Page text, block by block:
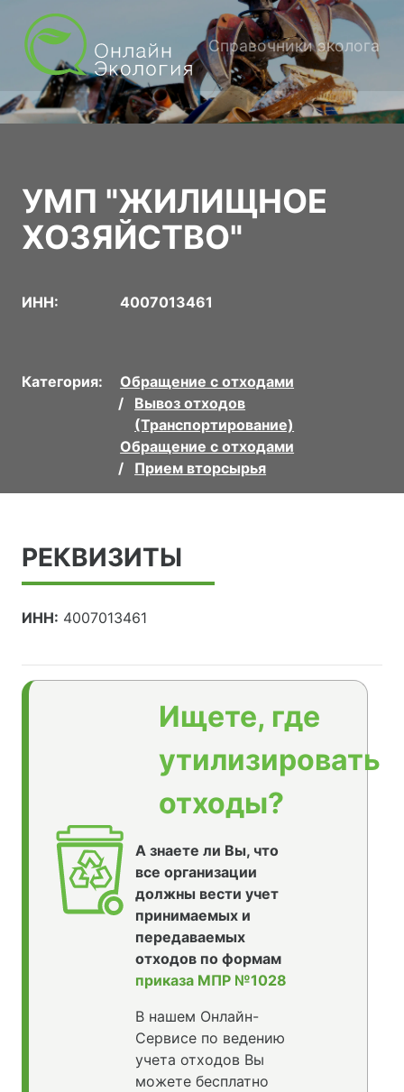
Справочники эколога
УМП "ЖИЛИЩНОЕ
ХОЗЯЙСТВО"
ИНН: 4007013461
Категория:
Обращение с отходами
Вывоз отходов
(Транспортирование)
Обращение с отходами
Прием вторсырья
РЕКВИЗИТЫ
ИНН: 4007013461
Ищете, где
утилизировать
отходы?
А знаете ли Вы, что
все организации
должны вести учет
принимаемых и
передаваемых
отходов по формам
приказа МПР №1028
В нашем Онлайн-
Сервисе по ведению
учета отходов Вы
можете бесплатно